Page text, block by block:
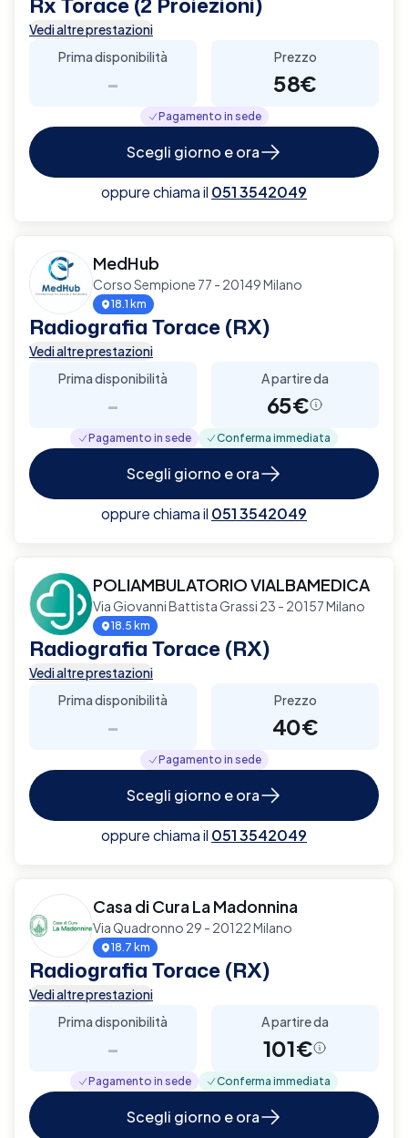
Vedi altre prestazioni
Prima disponibilità
-
Prezzo
58€
Pagamento in sede
Scegli giorno e ora
oppure chiama il 051 3542049
MedHub
Corso Sempione 77 - 20149 Milano
18.1 km
Radiografia Torace (RX)
Vedi altre prestazioni
Prima disponibilità
-
A partire da
65€
Pagamento in sede Conferma immediata
Scegli giorno e ora
oppure chiama il 051 3542049
POLIAMBULATORIO VIALBAMEDICA
Via Giovanni Battista Grassi 23 - 20157 Milano
18.5 km
Radiografia Torace (RX)
Vedi altre prestazioni
Prima disponibilità
-
Prezzo
40€
Pagamento in sede
Scegli giorno e ora
oppure chiama il 051 3542049
Casa di Cura La Madonnina
Via Quadronno 29 - 20122 Milano
18.7 km
Radiografia Torace (RX)
Vedi altre prestazioni
Prima disponibilità
-
A partire da
101€
Pagamento in sede Conferma immediata
Scegli giorno e ora